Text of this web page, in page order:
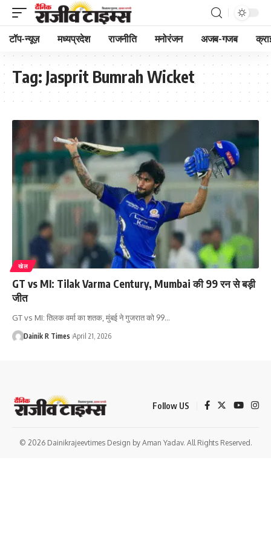
टॉप-न्यूज़ मध्यप्रदेश राजनीति मनोरंजन अजब-गजब
Tag: Jasprit Bumrah Wicket
खेल
GT vs MI: Tilak Varma Century, Mumbai की 99 रन से बड़ी
जीत
GT vs MI: तिलक वर्मा का शतक, मुंबई ने गुजरात को 99…
Dainik R Times April 21, 2026
Follow US
© 2026 Dainikrajeevtimes Design by Aman Yadav. All Rights Reserved.